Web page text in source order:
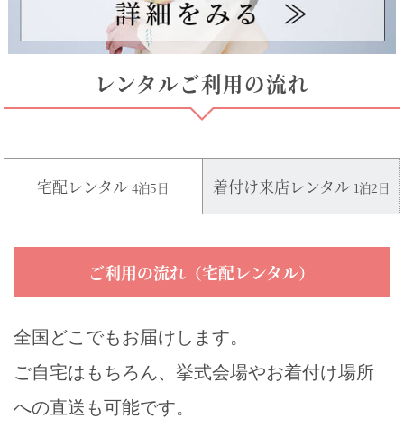
レンタルご利用の流れ
宅配レンタル4泊5日 着付け来店レンタル 1泊2日
ご利用の流れ（宅配レンタル）
全国どこでもお届けします。
ご自宅はもちろん、挙式会場やお着付け場所
への直送も可能です。